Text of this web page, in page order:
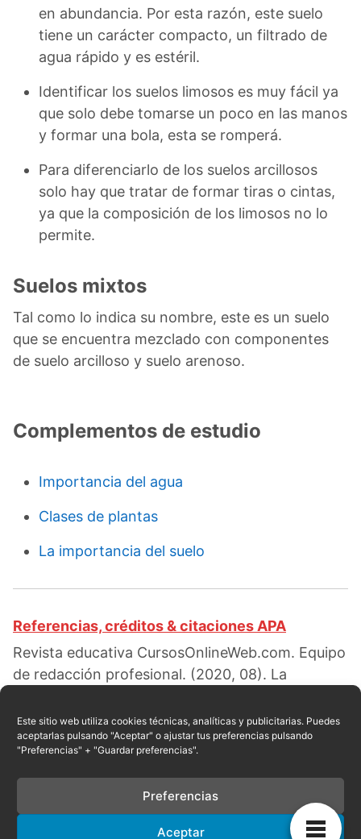
Este sitio web utiliza cookies técnicas, analíticas y publicitarias. Puedes
aceptarlas pulsando "Aceptar" o ajustar tus preferencias pulsando
"Preferencias" + "Guardar preferencias".
Aceptar
Preferencias
en abundancia. Por esta razón, este suelo
tiene un carácter compacto, un filtrado de
agua rápido y es estéril.
Identificar los suelos limosos es muy fácil ya
que solo debe tomarse un poco en las manos
y formar una bola, esta se romperá.
Para diferenciarlo de los suelos arcillosos
solo hay que tratar de formar tiras o cintas,
ya que la composición de los limosos no lo
permite.
Suelos mixtos
Tal como lo indica su nombre, este es un suelo
que se encuentra mezclado con componentes
de suelo arcilloso y suelo arenoso.
Complementos de estudio
Importancia del agua
Clases de plantas
La importancia del suelo
Referencias, créditos & citaciones APA
Revista educativa CursosOnlineWeb.com. Equipo
de redacción profesional. (2020, 08). La
educativa. Obtenido en fecha 08, 2026, desde el
sitio web:
https://cursosonlineweb.com/clasificacion-de-
los-suelos.html